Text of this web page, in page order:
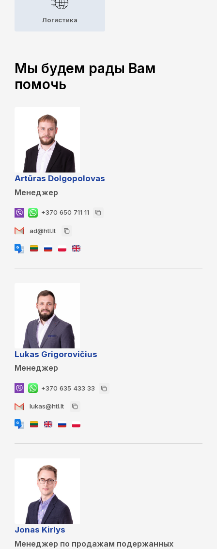
Логистика
Мы будем рады Вам
помочь
Artūras Dolgopolovas
Менеджер
+370 650 711 11
ad@htl.lt
Lukas Grigorovičius
Менеджер
+370 635 433 33
lukas@htl.lt
Jonas Kirlys
Менеджер по продажам подержанных